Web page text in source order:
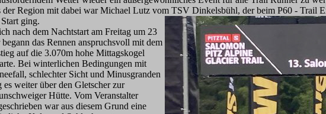
der Region mit dabei war Michael Lutz vom TSV Dinkelsbühl, der beim P60 - Trail
ging.
nach dem Nachtstart am Freitag um 23
das Rennen anspruchsvoll mit dem
auf die 3.070m hohe Mittagskogel
Bei winterlichen Bedingungen mit
schlechter Sicht und Minusgranden
es weiter über den Gletscher zur
Hütte. Vom Veranstalter
war aus diesem Grund eine